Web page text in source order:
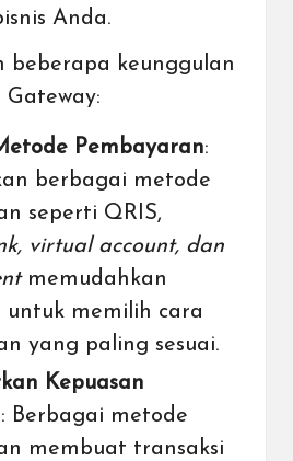
Anda.
beberapa keunggulan
Gateway:
Pembayaran:
berbagai metode
seperti QRIS,
virtual account, dan
memudahkan
untuk memilih cara
yang paling sesuai.
Kepuasan
: Berbagai metode
membuat transaksi